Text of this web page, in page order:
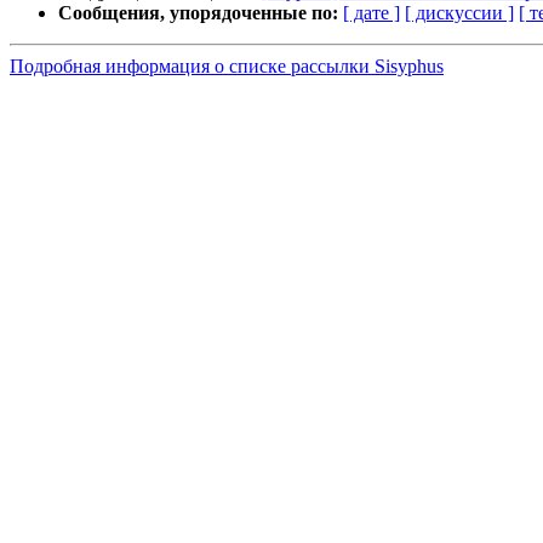
Сообщения, упорядоченные по: [ дате ] [ дискуссии ] [
Подробная информация о списке рассылки Sisyphus